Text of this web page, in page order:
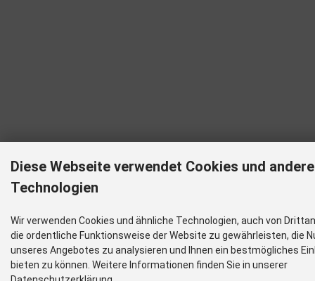
Diese Webseite verwendet Cookies und andere
Technologien
Wir verwenden Cookies und ähnliche Technologien, auch von
die ordentliche Funktionsweise der Website zu gewährleisten, die
unseres Angebotes zu analysieren und Ihnen ein bestmögliches
bieten zu können. Weitere Informationen finden Sie in unserer